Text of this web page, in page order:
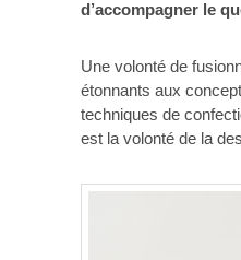
d’accompagner le
Une volonté de
étonnants aux
techniques de
est la volonté de la